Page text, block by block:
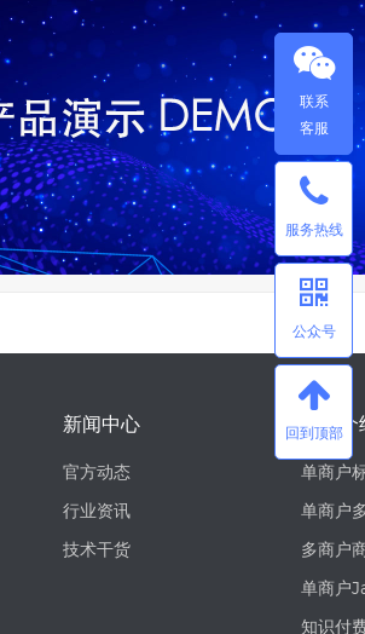
新闻中心
官方动态
行业资讯
技术干货
产品介
单商户
单商户
多商户
单商户
知识付
联系
客服
服务热线
公众号
回到顶部